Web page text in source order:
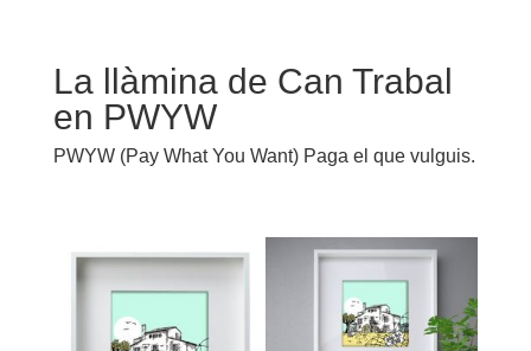
La llàmina de Can Trabal
en PWYW
PWYW (Pay What You Want) Paga el que vulguis.